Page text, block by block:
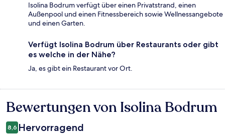
Isolina Bodrum verfügt über einen Privatstrand, einen
Außenpool und einen Fitnessbereich sowie Wellnessangebote
und einen Garten.
Verfügt Isolina Bodrum über Restaurants oder gibt
es welche in der Nähe?
Ja, es gibt ein Restaurant vor Ort.
Bewertungen
Bewertungen von Isolina Bodrum
8,6 Hervorragend